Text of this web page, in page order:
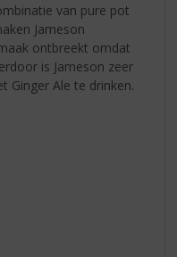
van pure pot
Jameson
ontbreekt omdat
is Jameson zeer
Ginger Ale te drinken.